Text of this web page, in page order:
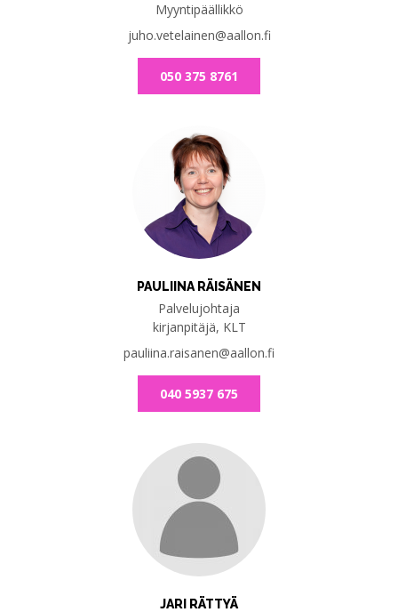
Myyntipäällikkö
juho.vetelainen@aallon.fi
050 375 8761
PAULIINA RÄISÄNEN
Palvelujohtaja
kirjanpitäjä, KLT
pauliina.raisanen@aallon.fi
040 5937 675
JARI RÄTTYÄ